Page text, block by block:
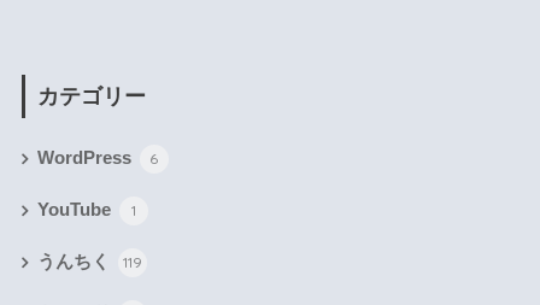
カテゴリー
WordPress 6
YouTube 1
うんちく 119